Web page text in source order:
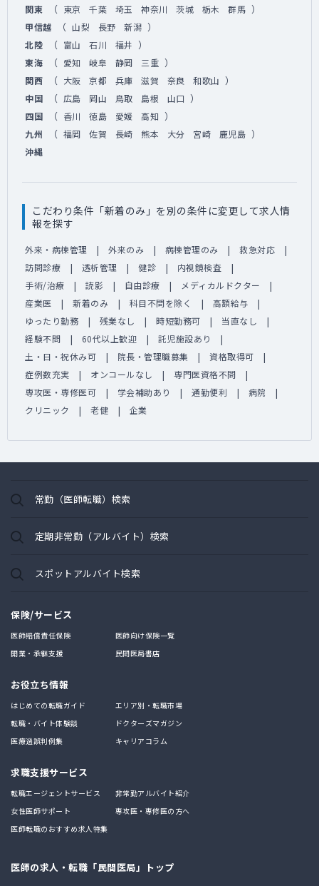
関東 （ 東京 千葉 埼玉 神奈川 茨城 栃木 群馬 ）
甲信越 （ 山梨 長野 新潟 ）
北陸 （ 富山 石川 福井 ）
東海 （ 愛知 岐阜 静岡 三重 ）
関西 （ 大阪 京都 兵庫 滋賀 奈良 和歌山 ）
中国 （ 広島 岡山 鳥取 島根 山口 ）
四国 （ 香川 徳島 愛媛 高知 ）
九州 （ 福岡 佐賀 長崎 熊本 大分 宮崎 鹿児島 ）
沖縄
こだわり条件「新着のみ」を別の条件に変更して求人情
報を探す
外来・病棟管理 外来のみ 病棟管理のみ
救急対応
訪問診療
透析管理 健診
内視鏡検査
手術/治療
読影 自由診療
メディカルドクター
産業医
新着のみ 科目不問を除く
高額給与
ゆったり勤務
残業なし 時短勤務可
当直なし
経験不問
60代以上歓迎
託児施設あり
土・日・祝休み可
院長・管理職募集
資格取得可
症例数充実
オンコールなし
専門医資格不問
専攻医・専修医可
学会補助あり 通勤便利
病院
クリニック
老健 企業
常勤（医師転職）検索
定期非常勤（アルバイト）検索
スポットアルバイト検索
保険/サービス
医師賠償責任保険
医師向け保険一覧
開業・承継支援
民間医局書店
お役立ち情報
はじめての転職ガイド
エリア別・転職市場
転職・バイト体験談
ドクターズマガジン
医療過誤判例集
キャリアコラム
求職支援サービス
転職エージェントサービス
非常勤アルバイト紹介
女性医師サポート
専攻医・専修医の方へ
医師転職のおすすめ求人特集
医師の求人・転職「民間医局」トップ